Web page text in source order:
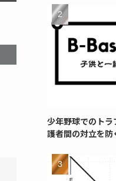
少年野球でのト
護者間の対立を